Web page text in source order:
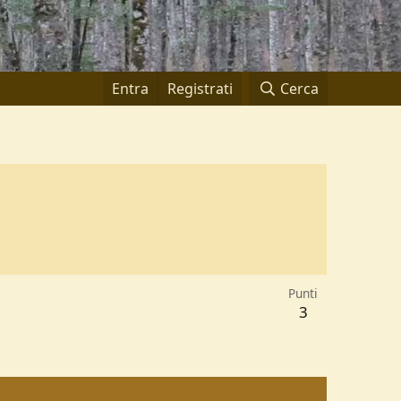
Entra Registrati Cerca
Punti
3